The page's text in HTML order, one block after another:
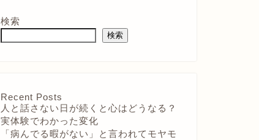
検索
検索
Recent Posts
人と話さない日が続くと心はどうなる？
実体験でわかった変化
「病んでる暇がない」と言われてモヤモ